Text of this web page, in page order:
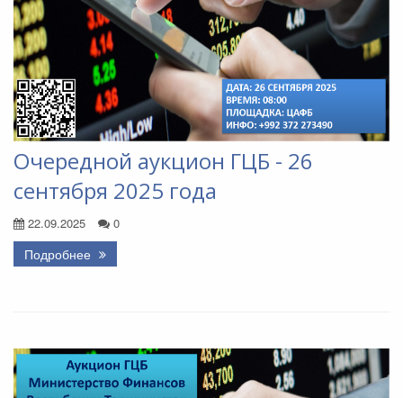
Очередной аукцион ГЦБ - 26
сентября 2025 года
22.09.2025 0
Подробнее